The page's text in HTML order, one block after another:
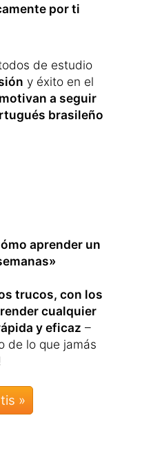
por ti
de estudio
y éxito en el
motivan a seguir
brasileño
aprender un
trucos, con los
cualquier
y eficaz –
de lo que jamás
»